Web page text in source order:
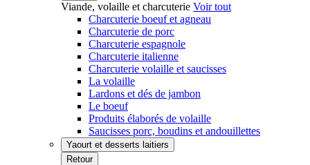
Viande, volaille et charcuterie Voir tout
Charcuterie boeuf et agneau
Charcuterie de porc
Charcuterie espagnole
Charcuterie italienne
Charcuterie volaille et saucisses
La volaille
Lardons et dés de jambon
Le boeuf
Produits élaborés de volaille
Saucisses porc, boudins et andouillettes
Yaourt et desserts laitiers
Retour